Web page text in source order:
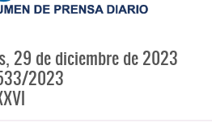
29 de diciembre de 2023
2023